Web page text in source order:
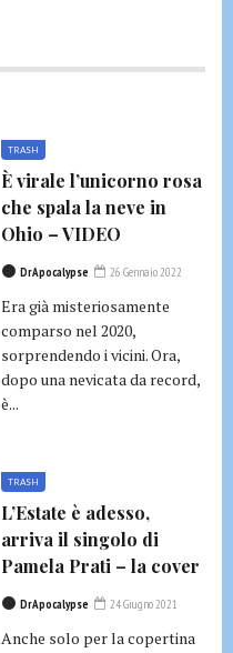
TRASH
È virale l’unicorno rosa
che spala la neve in
Ohio – VIDEO
DrApocalypse 26 Gennaio 2022
Era già misteriosamente
comparso nel 2020,
sorprendendo i vicini. Ora,
dopo una nevicata da record,
è...
TRASH
L’Estate è adesso,
arriva il singolo di
Pamela Prati – la cover
DrApocalypse 24 Giugno 2021
Anche solo per la copertina